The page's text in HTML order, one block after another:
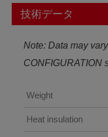
技術データ
Note: Data may
CONFIGURATION
Weight
Heat insulation